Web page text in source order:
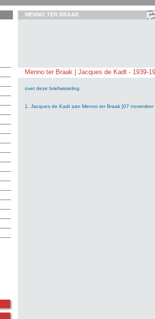
MENNO TER BRAAK
Menno ter Braak | Jacques de Kadt - 1939-
over deze briefwisseling
1. Jacques de Kadt aan Menno ter Braak [07 november